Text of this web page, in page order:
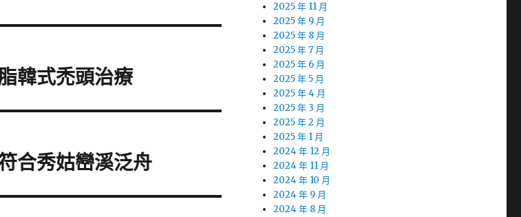
韓式禿頭治療
合秀姑巒溪泛舟
2025 年 11 月
2025 年 9 月
2025 年 8 月
2025 年 7 月
2025 年 6 月
2025 年 5 月
2025 年 4 月
2025 年 3 月
2025 年 2 月
2025 年 1 月
2024 年 12 月
2024 年 11 月
2024 年 10 月
2024 年 9 月
2024 年 8 月